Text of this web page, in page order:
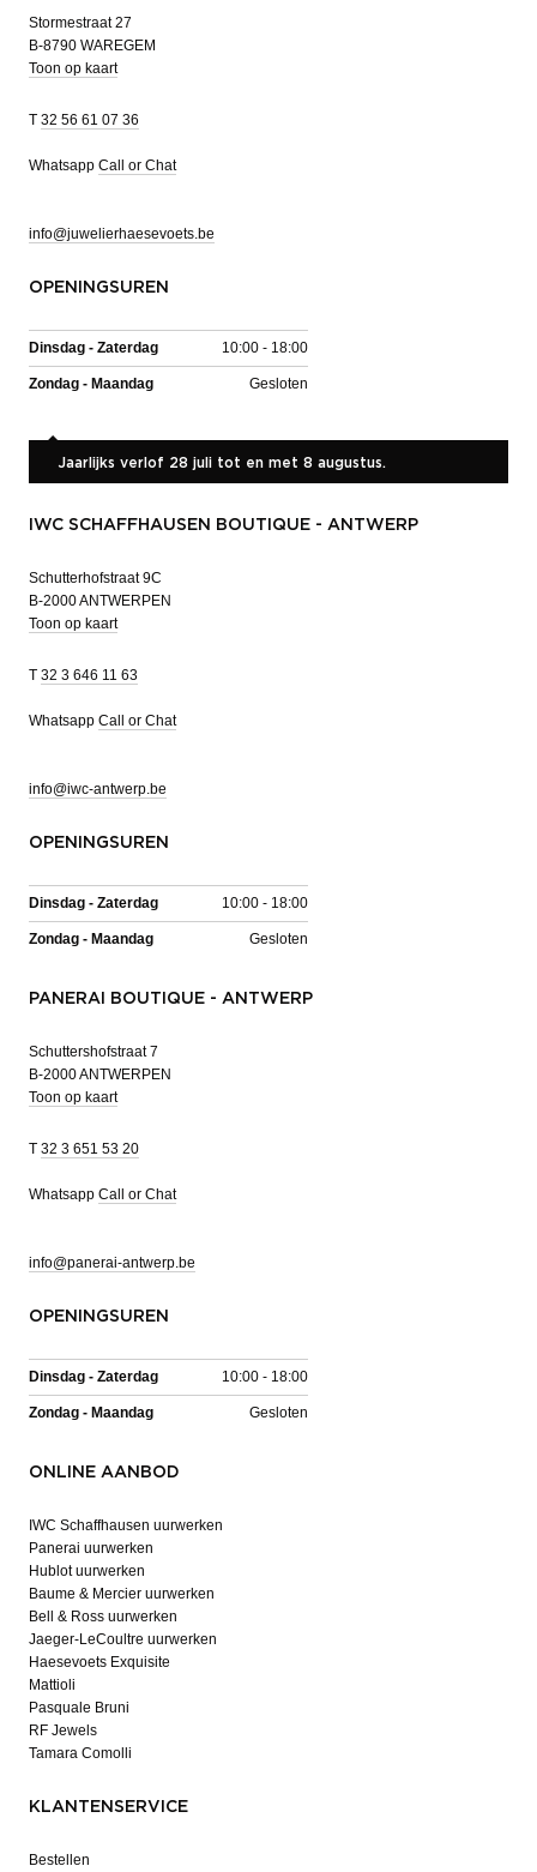
Stormestraat 27
B-8790 WAREGEM
Toon op kaart
T 32 56 61 07 36
Whatsapp Call or Chat
info@juwelierhaesevoets.be
OPENINGSUREN
Dinsdag - Zaterdag 10:00 - 18:00
Zondag - Maandag Gesloten
Jaarlijks verlof 28 juli tot en met 8 augustus.
IWC SCHAFFHAUSEN BOUTIQUE - ANTWERP
Schutterhofstraat 9C
B-2000 ANTWERPEN
Toon op kaart
T 32 3 646 11 63
Whatsapp Call or Chat
info@iwc-antwerp.be
OPENINGSUREN
Dinsdag - Zaterdag 10:00 - 18:00
Zondag - Maandag Gesloten
PANERAI BOUTIQUE - ANTWERP
Schuttershofstraat 7
B-2000 ANTWERPEN
Toon op kaart
T 32 3 651 53 20
Whatsapp Call or Chat
info@panerai-antwerp.be
OPENINGSUREN
Dinsdag - Zaterdag 10:00 - 18:00
Zondag - Maandag Gesloten
ONLINE AANBOD
IWC Schaffhausen uurwerken
Panerai uurwerken
Hublot uurwerken
Baume & Mercier uurwerken
Bell & Ross uurwerken
Jaeger-LeCoultre uurwerken
Haesevoets Exquisite
Mattioli
Pasquale Bruni
RF Jewels
Tamara Comolli
KLANTENSERVICE
Bestellen